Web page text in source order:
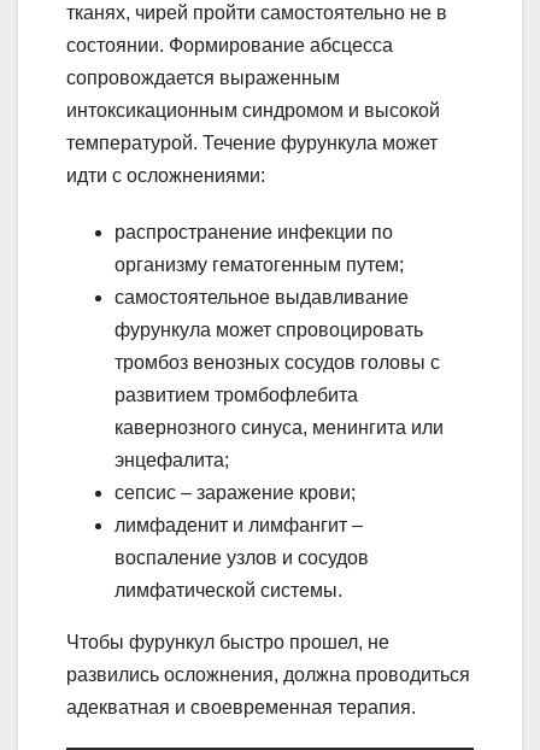
тканях, чирей пройти самостоятельно не в
состоянии. Формирование абсцесса
сопровождается выраженным
интоксикационным синдромом и высокой
температурой. Течение фурункула может
идти с осложнениями:
распространение инфекции по
организму гематогенным путем;
самостоятельное выдавливание
фурункула может спровоцировать
тромбоз венозных сосудов головы с
развитием тромбофлебита
кавернозного синуса, менингита или
энцефалита;
сепсис – заражение крови;
лимфаденит и лимфангит –
воспаление узлов и сосудов
лимфатической системы.
Чтобы фурункул быстро прошел, не
развились осложнения, должна проводиться
адекватная и своевременная терапия.